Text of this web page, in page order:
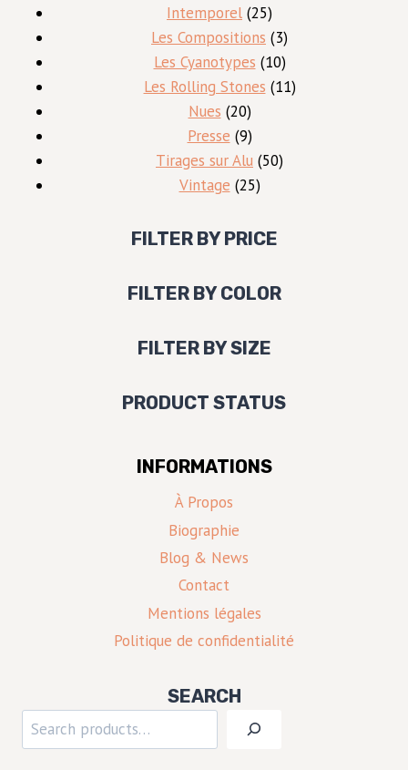
produits
Intemporel 2525
produits
Les Compositions 33
produits
Les Cyanotypes 1010
produits
Les Rolling Stones 1111
Nues 2020
produits
Presse 99
produits
Tirages sur Alu 5050
Vintage 2525
FILTER BY PRICE
FILTER BY COLOR
FILTER BY SIZE
PRODUCT STATUS
INFORMATIONS
À Propos
Biographie
Blog & News
Contact
Mentions légales
Politique de confidentialité
SEARCH
Rechercher